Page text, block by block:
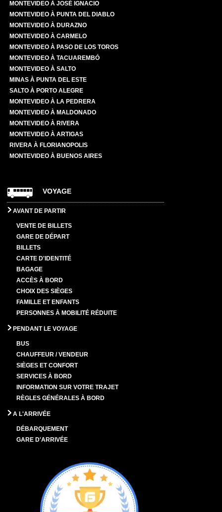
MONTEVIDEO À JOSÉ IGNACIO
MONTEVIDEO À PUNTA DEL DIABLO
MONTEVIDEO À DURAZNO
MONTEVIDEO À CARMELO
MONTEVIDEO À PASO DE LOS TOROS
MONTEVIDEO À TACUAREMBÓ
MONTEVIDEO À SALTO
MINAS À PUNTA DEL ESTE
SALTO À PORTO ALEGRE
MONTEVIDEO À LA PEDRERA
MONTEVIDEO À MALDONADO
MONTEVIDEO À RIVERA
MONTEVIDEO À ARTIGAS
RIVERA À FLORIANOPOLIS
MONTEVIDEO À BUENOS AIRES
VOYAGE
AVANT DE PARTIR
VENTE DE BILLETS
GARE DE DÉPART
BILLETS
CARTE D'IDENTITÉ
BAGAGE
ACCÈS À BORD
CHOIX DES SIÈGES
FAMILLE ET ENFANTS
PERSONNES À MOBILITÉ RÉDUITE
PENDANT LE VOYAGE
BUS
CHAUFFEUR / VENDEUR
SIÈGES ET CONFORT
SERVICES À BORD
INFORMATION SUR VOTRE TRAJET
RÈGLES GÉNÉRALES À BORD
A L'ARRIVÉE
DÉBARQUEMENT
GARE D'ARRIVÉE